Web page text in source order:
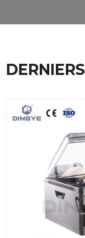
DERNIERS